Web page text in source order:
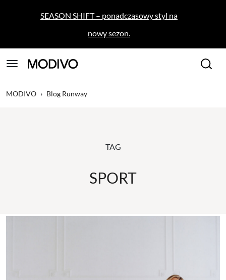
SEASON SHIFT – ponadczasowy styl na
nowy sezon.
MODIVO › Blog Runway
TAG
SPORT